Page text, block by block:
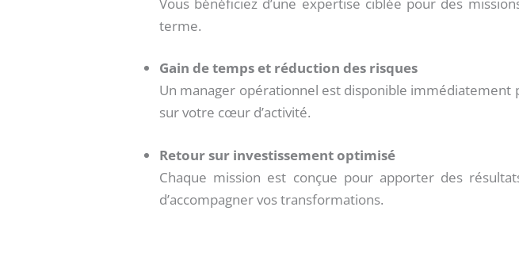
terme.
Gain de temps et réduction des risques
Un manager opérationnel est disponible
sur votre cœur d’activité.
Retour sur investissement optimisé
Chaque mission est conçue pour apporter des
d’accompagner vos transformations.